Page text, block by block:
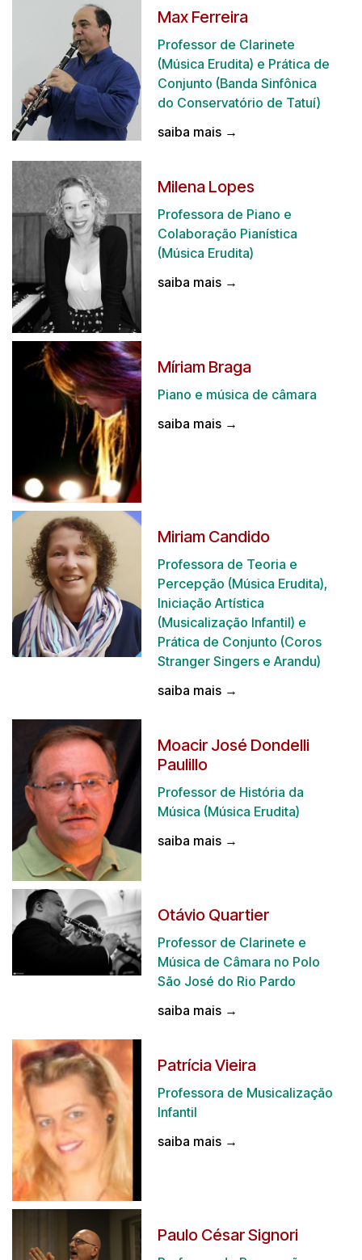
Max Ferreira
Professor de Clarinete
(Música Erudita) e Prática de
Conjunto (Banda Sinfônica
do Conservatório de Tatuí)
saiba mais →
Milena Lopes
Professora de Piano e
Colaboração Pianística
(Música Erudita)
saiba mais →
Míriam Braga
Piano e música de câmara
saiba mais →
Miriam Candido
Professora de Teoria e
Percepção (Música Erudita),
Iniciação Artística
(Musicalização Infantil) e
Prática de Conjunto (Coros
Stranger Singers e Arandu)
saiba mais →
Moacir José Dondelli
Paulillo
Professor de História da
Música (Música Erudita)
saiba mais →
Otávio Quartier
Professor de Clarinete e
Música de Câmara no Polo
São José do Rio Pardo
saiba mais →
Patrícia Vieira
Professora de Musicalização
Infantil
saiba mais →
Paulo César Signori